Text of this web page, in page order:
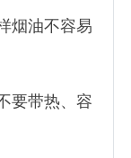
烟油不容易
要带热、容